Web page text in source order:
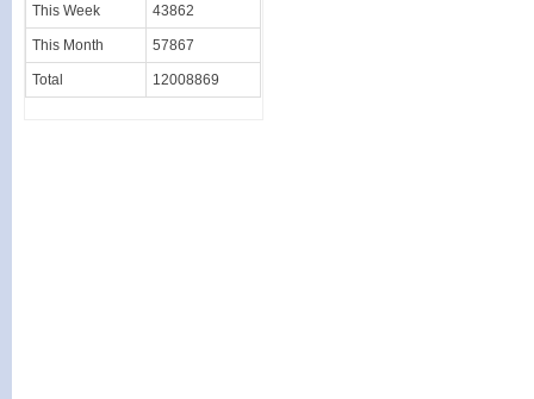
This Week 43862
This Month 57867
Total 12008869